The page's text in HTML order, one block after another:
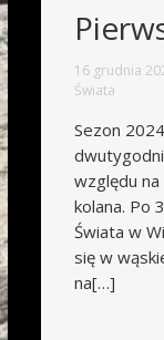
16 grudnia
Świata
Sezon
względu
kolana. Po
Świata w
się w
na[…]